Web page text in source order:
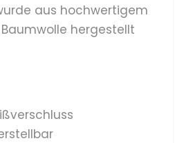
aus hochwertigem
hergestellt